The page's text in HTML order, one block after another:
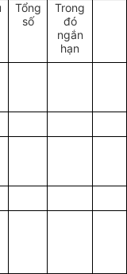
Tổng
số
Trong
đó
ngắn
hạn